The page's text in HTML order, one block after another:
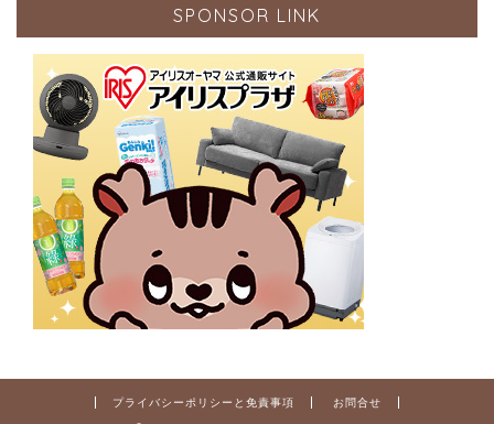
SPONSOR LINK
プライバシーポリシーと免責事項 お問合せ